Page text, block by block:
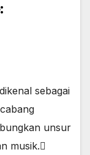
sebagai
unsur
musik.